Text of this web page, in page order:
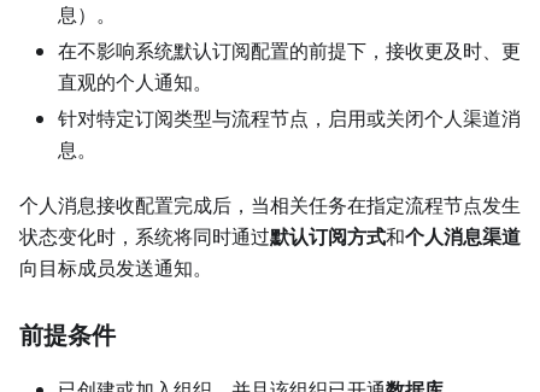
息）。
在不影响系统默认订阅配置的前提下，接收更及时、更
直观的个人通知。
针对特定订阅类型与流程节点，启用或关闭个人渠道消
息。
个人消息接收配置完成后，当相关任务在指定流程节点发生
状态变化时，系统将同时通过默认订阅方式和个人消息渠道
向目标成员发送通知。
前提条件